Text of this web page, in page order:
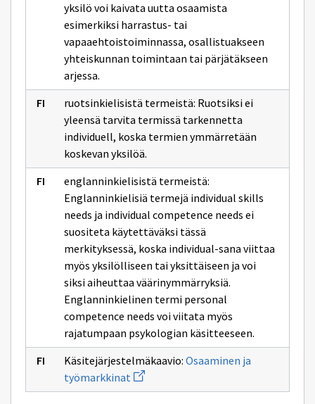
yksilö voi kaivata uutta osaamista
esimerkiksi harrastus- tai
vapaaehtoistoiminnassa, osallistuakseen
yhteiskunnan toimintaan tai pärjätäkseen
arjessa.
ruotsinkielisistä termeistä: Ruotsiksi ei
yleensä tarvita termissä tarkennetta
individuell, koska termien ymmärretään
koskevan yksilöä.
englanninkielisistä termeistä:
Englanninkielisiä termejä individual skills
needs ja individual competence needs ei
suositeta käytettäväksi tässä
merkityksessä, koska individual-sana viittaa
myös yksilölliseen tai yksittäiseen ja voi
siksi aiheuttaa väärinymmärryksiä.
Englanninkielinen termi personal
competence needs voi viitata myös
rajatumpaan psykologian käsitteeseen.
Käsitejärjestelmäkaavio: Osaaminen ja
työmarkkinat Avaa
uuden
ikkunan